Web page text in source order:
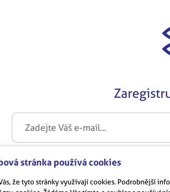
Musíte souhlasit se zpracováním
stránka používá cookies
že tyto stránky využívají cookies. Podrobnější